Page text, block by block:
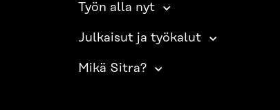
Työn alla nyt
Julkaisut ja työkalut
Mikä Sitra?